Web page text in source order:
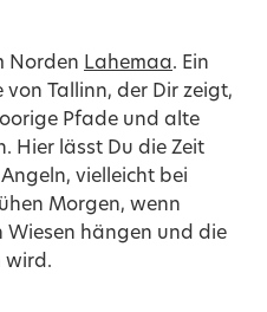
Norden Lahemaa. Ein
Tallinn, der Dir zeigt,
Pfade und alte
Hier lässt Du die Zeit
vielleicht bei
Morgen, wenn
Wiesen hängen und die
wird.